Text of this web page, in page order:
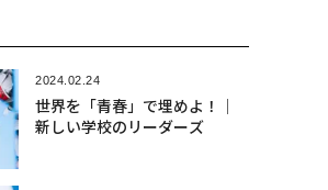
2024.02.24
世界を「青春」で埋めよ！│
新しい学校のリーダーズ